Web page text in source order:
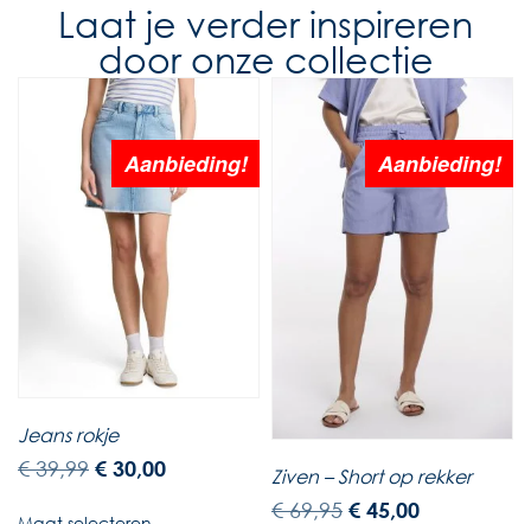
Laat je verder inspireren
door onze collectie
Aanbieding!
Jeans rokje
€39,99 € 30,00
Aanbieding!
Ziven – Short op rekker
€69,95 € 45,00